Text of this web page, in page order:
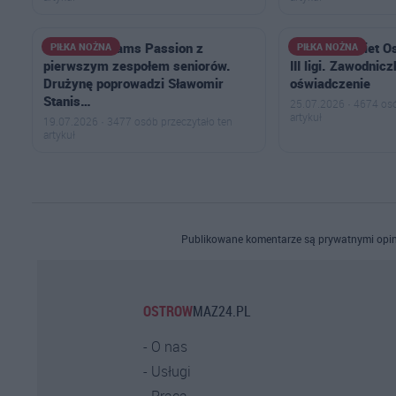
PIŁKA NOŻNA
Football Dreams Passion z
pierwszym zespołem seniorów.
Drużynę poprowadzi Sławomir
Stanis…
19.07.2026 · 3477 osób przeczytało ten
artykuł
PIŁKA NOŻNA
Drużyna kobiet
III ligi.
oświadczenie
25.07.2026 · 4674
artykuł
Publikowane komentarze są prywatnymi
OSTROWMAZ24.PL
O nas
Usługi